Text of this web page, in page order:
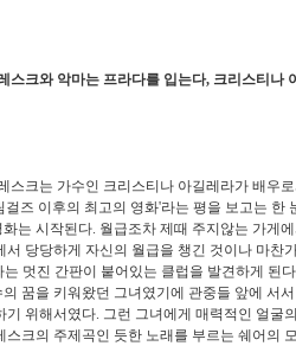
스크와 악마는 프라다를 입는다, 크리스티나
가수인 크리스티나 아길레라가 배우로서
걸즈 이후의 최고의 영화'라는 평을 보고는 한
는 시작된다. 월급조차 제때 주지않는 가게
서 당당하게 자신의 월급을 챙긴 것이나 마
는 멋진 간판이 붙어있는 클럽을 발견하게 된
의 꿈을 키워왔던 그녀였기에 관중들 앞에 서
기 위해서였다. 그런 그녀에게 매력적인 얼굴
스크의 주제곡인 듯한 노래를 부르는 쉐어의